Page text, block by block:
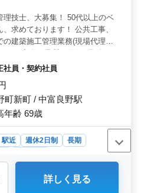
理技士、大募集！ 50代以上のベ
、求めております！ 公共工事、
の建築施工管理業務(現場代理人)
施工計画書作成、各種書類作成、
施工管理業務をおまかせします＾
完備◎ 最近、60代の方技術者も
ました。 まだまだ現役！という
ひご応募下さい♪
社員・契約社員
町新町 / 中富良野駅
年齢 69歳
駅近 週休2日制
長期
術者も大活躍中です！ベテ
詳しく見る